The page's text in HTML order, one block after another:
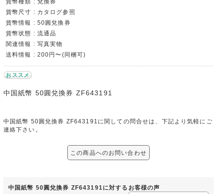
貨幣種類 : 兌換券
貨幣尺寸 : カタログ参照
貨幣情報 : 50圓兌換券
貨幣状態 : 流通品
関連情報 : 写真実物
送料情報 : 200円〜(同梱可)
おススメ
中国紙幣 50圓兌換券 ZF643191
中国紙幣 50圓兌換券 ZF643191に関しての問合せは、下記より気軽にご
連絡下さい。
この商品へのお問い合わせ
中国紙幣 50圓兌換券 ZF643191に対するお客様の声